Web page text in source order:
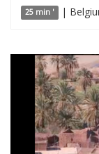
25 min ' |